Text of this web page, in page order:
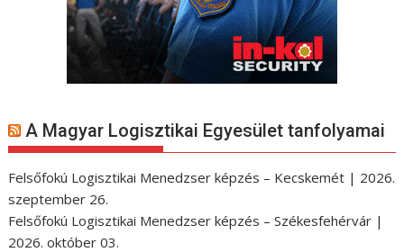
A Magyar Logisztikai Egyesület tanfolyamai
Felsőfokú Logisztikai Menedzser képzés – Kecskemét | 2026.
szeptember 26.
Felsőfokú Logisztikai Menedzser képzés – Székesfehérvár |
2026. október 03.